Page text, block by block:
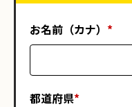
お名前（カナ） *
都道府県*